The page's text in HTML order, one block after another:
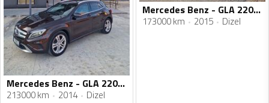
Mercedes Benz - GLA 220 - 2.2 cdi
213000 km 2014 Dizel
Mercedes Benz - GLA 220 - 220 cdi
173000 km 2015 Dizel